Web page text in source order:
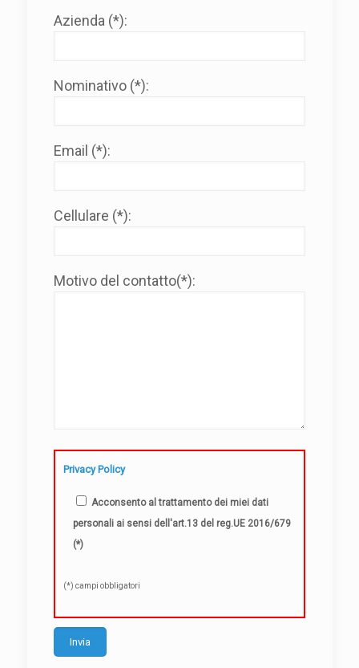
Azienda (*):
Nominativo (*):
Email (*):
Cellulare (*):
Motivo del contatto(*):
Privacy Policy
Acconsento al trattamento dei miei dati
personali ai sensi dell'art.13 del reg.UE 2016/679
(*)
(*) campi obbligatori